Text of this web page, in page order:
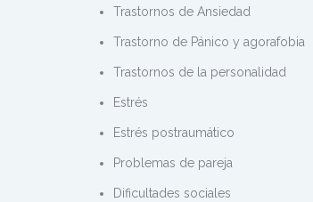
Trastornos de Ansiedad
Trastorno de Pánico y agorafobia
Trastornos de la personalidad
Estrés
Estrés postraumático
Problemas de pareja
Dificultades sociales